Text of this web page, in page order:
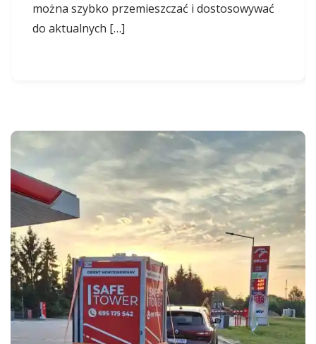
można szybko przemieszczać i dostosowywać
do aktualnych […]